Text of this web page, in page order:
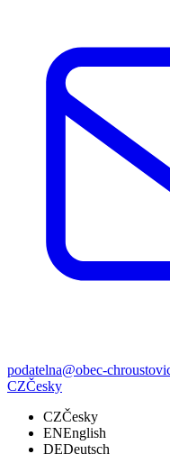
podatelna@obec-
CZČesky
CZČesky
ENEnglish
DEDeutsch